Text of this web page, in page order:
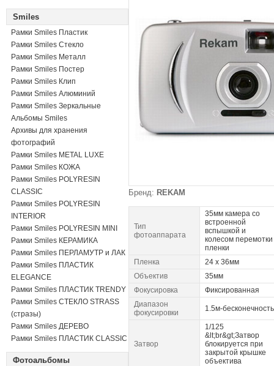
Smiles
Рамки Smiles Пластик
Рамки Smiles Стекло
Рамки Smiles Металл
Рамки Smiles Постер
Рамки Smiles Клип
Рамки Smiles Алюминий
Рамки Smiles Зеркальные
Альбомы Smiles
Архивы для хранения
фотографий
Рамки Smiles METAL LUXE
Рамки Smiles КОЖА
Рамки Smiles POLYRESIN
CLASSIC
Рамки Smiles POLYRESIN
INTERIOR
Рамки Smiles POLYRESIN MINI
Рамки Smiles КЕРАМИКА
Рамки Smiles ПЕРЛАМУТР и ЛАК
Рамки Smiles ПЛАСТИК
ELEGANCE
Рамки Smiles ПЛАСТИК TRENDY
Рамки Smiles СТЕКЛО STRASS
(стразы)
Рамки Smiles ДЕРЕВО
Рамки Smiles ПЛАСТИК CLASSIC
Фотоальбомы
Бренд: REKAM
Тип
фотоаппарата
35мм камера со
встроенной
вспышкой и
колесом перемотки
пленки
Пленка
24 х 36мм
Объектив
35мм
Фокусировка
Фиксированная
Диапазон
фокусировки
1.5м-бесконечность
Затвор
1/125
&lt;br&gt;Затвор
блокируется при
закрытой крышке
объектива